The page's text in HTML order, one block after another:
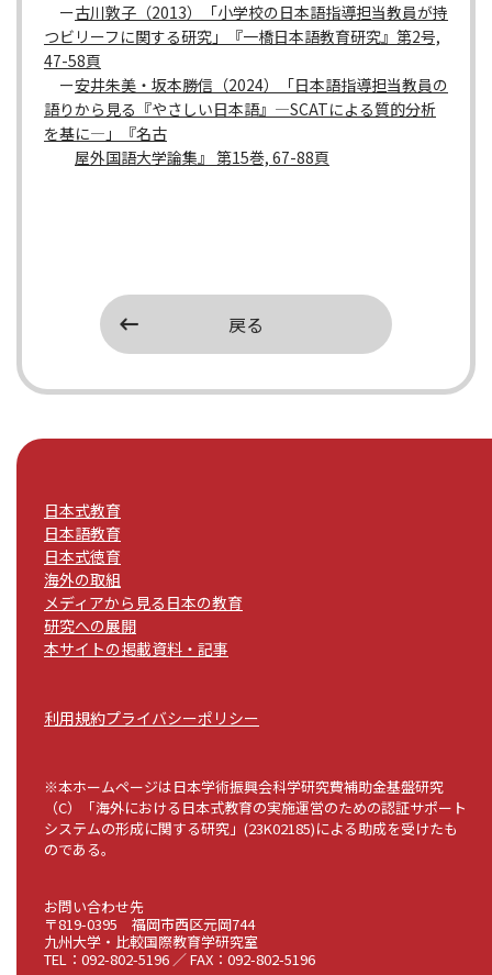
ー古川敦子（2013）「小学校の日本語指導担当教員が持
つビリーフに関する研究」『一橋日本語教育研究』第2号,
47-58頁
ー安井朱美・坂本勝信（2024）「日本語指導担当教員の
語りから見る『やさしい日本語』―SCATによる質的分析
を基に―」『名古
屋外国語大学論集』 第15巻, 67-88頁
戻る
日本式教育
日本語教育
日本式徳育
海外の取組
メディアから見る日本の教育
研究への展開
本サイトの掲載資料・記事
利用規約プライバシーポリシー
※本ホームページは日本学術振興会科学研究費補助金基盤研究
（C）「海外における日本式教育の実施運営のための認証サポート
システムの形成に関する研究」(23K02185)による助成を受けたも
のである。
お問い合わせ先
〒819-0395 福岡市西区元岡744
九州大学・比較国際教育学研究室
TEL：092-802-5196 ／ FAX：092-802-5196